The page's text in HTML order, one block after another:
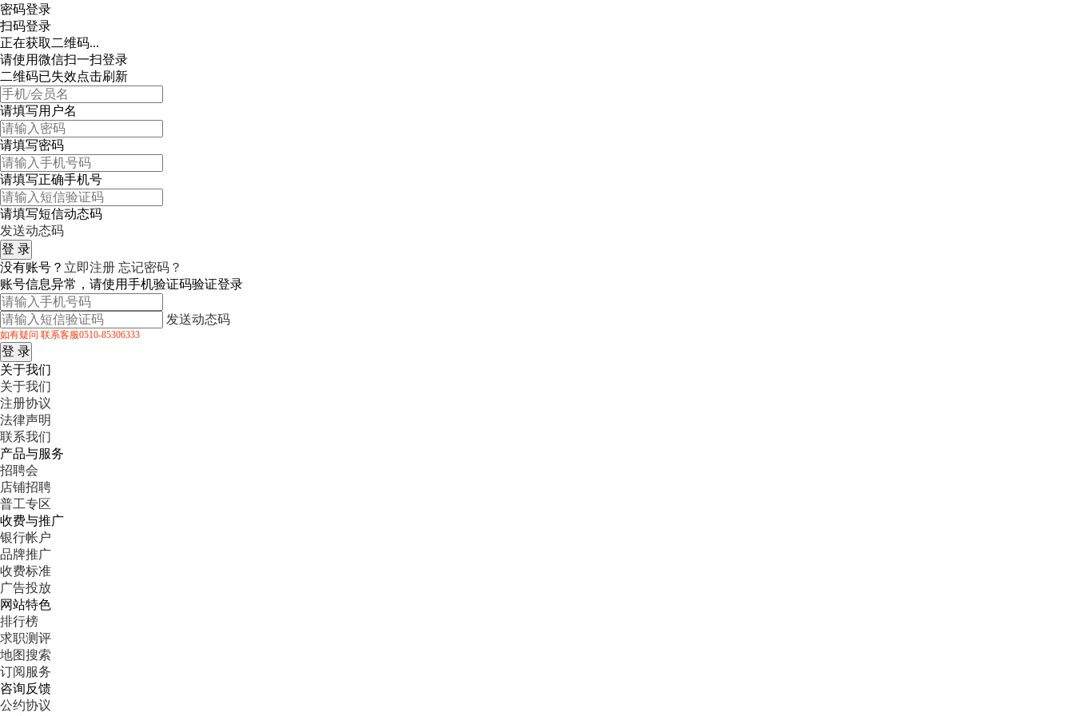
密码登录
扫码登录
正在获取二维码...
请使用微信扫一扫登录
二维码已失效点击刷新
请填写用户名
请填写密码
请填写正确手机号
请填写短信动态码
发送动态码
没有账号？ 立即注册 忘记密码？
账号信息异常，请使用手机验证码验证登录
发送动态码
如有疑问 联系客服0510-85306333
关于我们
关于我们
注册协议
法律声明
联系我们
产品与服务
招聘会
店铺招聘
普工专区
收费与推广
银行帐户
品牌推广
收费标准
广告投放
网站特色
排行榜
求职测评
地图搜索
订阅服务
咨询反馈
公约协议